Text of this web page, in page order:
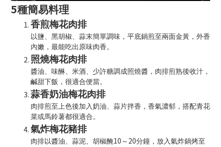
5種簡易料理
香煎梅花肉排
以鹽、黑胡椒、蒜末簡單調味，平底鍋煎至兩面金黃，外香
內嫩，最能吃出原味肉香。
照燒梅花肉排
醬油、味醂、米酒、少許糖調成照燒醬，肉排煎熟後收汁，
鹹甜下飯，很適合便當。
蒜香奶油梅花肉排
肉排煎至上色後加入奶油、蒜片拌香，香氣濃郁，搭配青花
菜或馬鈴薯都很適合。
氣炸梅花豬排
肉排以醬油、蒜泥、胡椒醃10 ～ 20分鐘，放入氣炸鍋烤至